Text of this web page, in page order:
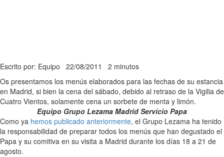
Escrito por: Equipo 22/08/2011 2 minutos
Os presentamos los menús elaborados para las fechas de su estancia
en Madrid, si bien la cena del sábado, debido al retraso de la Vigilia de
Cuatro Vientos, solamente cena un sorbete de menta y limón.
Equipo Grupo Lezama Madrid Servicio Papa
Como ya hemos publicado anteriormente, el Grupo Lezama ha tenido
la responsabilidad de preparar todos los menús que han degustado el
Papa y su comitiva en su visita a Madrid durante los días 18 a 21 de
agosto.